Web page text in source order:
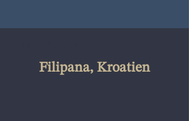
Filipana, Kroatien